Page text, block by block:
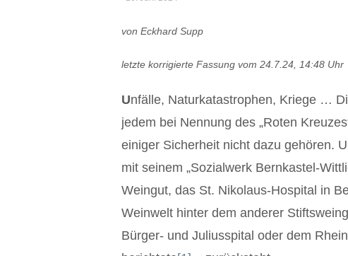
von Eckhard Supp
letzte korrigierte Fassung vom 24.7.24, 14:48 Uhr
Unfälle, Naturkatastrophen, Kriege …
jedem bei Nennung des „Roten
einiger Sicherheit nicht dazu gehören.
mit seinem „Sozialwerk Bernkastel-
Weingut, das St. Nikolaus-Hospital in
Weinwelt hinter dem anderer
Bürger- und Juliusspital oder dem